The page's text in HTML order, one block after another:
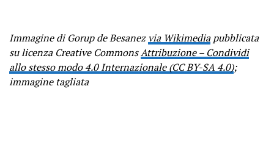
Immagine di Gorup de Besanezvia Wikimediapubblicata
su licenza Creative CommonsAttribuzione – Condividi
allo stesso modo 4.0 Internazionale (CC BY-SA 4.0);
immagine tagliata